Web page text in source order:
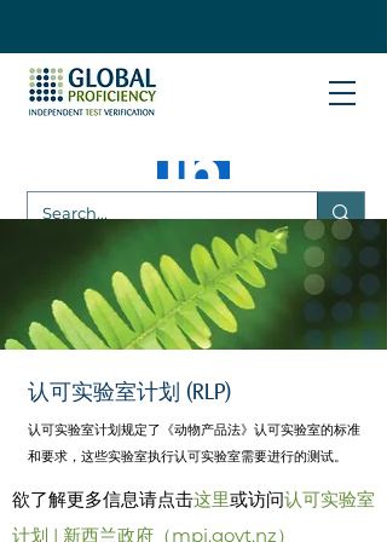
认可实验室计划 (RLP)
认可实验室计划规定了《动物产品法》认可实验室的标准
和要求，这些实验室执行认可实验室需要进行的测试。
欲了解更多信息请点击这里或访问认可实验室
计划 | 新西兰政府（mpi.govt.nz）